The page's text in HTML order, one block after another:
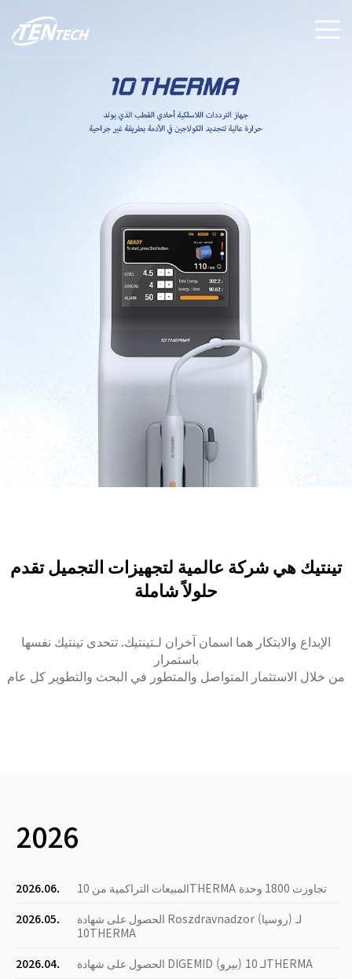
تينتيك هي شركة عالمية لتجهيزات التجميل تقدم
حلولاً شاملة
الإبداع والابتكار هما اسمان آخران لـتينتيك. تتحدى تينتيك نفسها
باستمرار
من خلال الاستثمار المتواصل والمتطور في البحث والتطوير كل عام
2026
2026.06.
المبيعات التراكمية من 10THERMA تجاوزت 1800 وحدة
2026.05.
الحصول على شهادة Roszdravnadzor (روسيا) لـ
10THERMA
2026.04.
الحصول على شهادة DIGEMID (بيرو) لـ 10THERMA